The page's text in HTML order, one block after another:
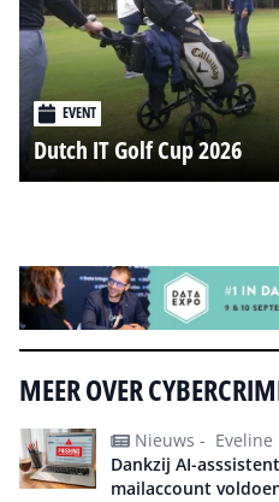
EVENT
Dutch IT Golf Cup 2026
MEER OVER
Nieuws -
Dankzij AI-
mailaccount